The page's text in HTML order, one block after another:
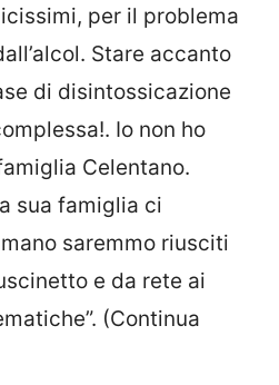
per il problema
Stare accanto
di disintossicazione
Io non ho
Celentano.
sua famiglia ci
saremmo riusciti
e da rete ai
(Continua